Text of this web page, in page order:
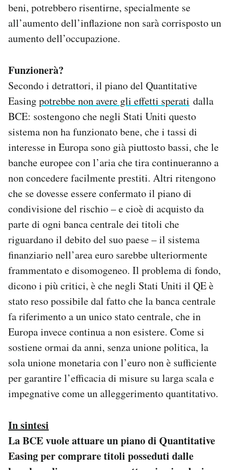
beni, potrebbero risentirne, specialmente se
all’aumento dell’inflazione non sarà corrisposto un
aumento dell’occupazione.
Funzionerà?
Secondo i detrattori, il piano del Quantitative
Easingpotrebbe non avere gli effetti sperati dalla
BCE: sostengono che negli Stati Uniti questo
sistema non ha funzionato bene, che i tassi di
interesse in Europa sono già piuttosto bassi, che le
banche europee con l’aria che tira continueranno a
non concedere facilmente prestiti. Altri ritengono
che se dovesse essere confermato il piano di
condivisione del rischio – e cioè di acquisto da
parte di ogni banca centrale dei titoli che
riguardano il debito del suo paese – il sistema
finanziario nell’area euro sarebbe ulteriormente
frammentato e disomogeneo. Il problema di fondo,
dicono i più critici, è che negli Stati Uniti il QE è
stato reso possibile dal fatto che la banca centrale
fa riferimento a un unico stato centrale, che in
Europa invece continua a non esistere. Come si
sostiene ormai da anni, senza unione politica, la
sola unione monetaria con l’euro non è sufficiente
per garantire l’efficacia di misure su larga scala e
impegnative come un alleggerimento quantitativo.
In sintesi
La BCE vuole attuare un piano di Quantitative
Easing per comprare titoli posseduti dalle